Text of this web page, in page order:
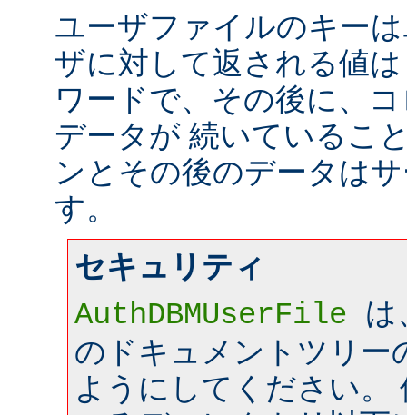
ユーザファイルのキー
ザに対して返される値
ワードで、その後に、
データが 続いているこ
ンとその後のデータは
す。
セキュリティ
AuthDBMUserFile は
のドキュメントツリー
ようにしてください。